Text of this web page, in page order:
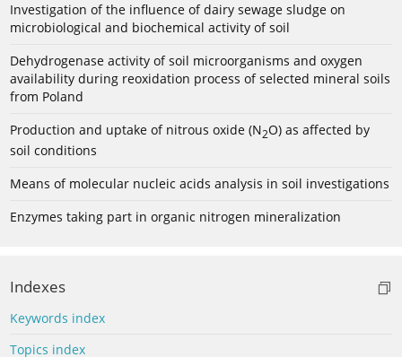
Investigation of the influence of dairy sewage sludge on
microbiological and biochemical activity of soil
Dehydrogenase activity of soil microorganisms and oxygen
availability during reoxidation process of selected mineral soils
from Poland
Production and uptake of nitrous oxide (N2O) as affected by
soil conditions
Means of molecular nucleic acids analysis in soil investigations
Enzymes taking part in organic nitrogen mineralization
Indexes
Keywords index
Topics index